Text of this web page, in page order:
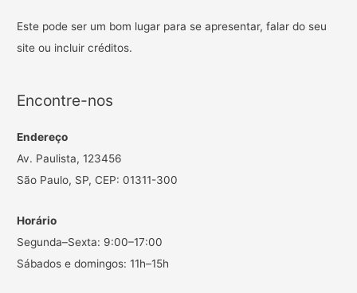
Este pode ser um bom lugar para se apresentar, falar do seu
site ou incluir créditos.
Encontre-nos
Endereço
Av. Paulista, 123456
São Paulo, SP, CEP: 01311-300
Horário
Segunda–Sexta: 9:00–17:00
Sábados e domingos: 11h–15h